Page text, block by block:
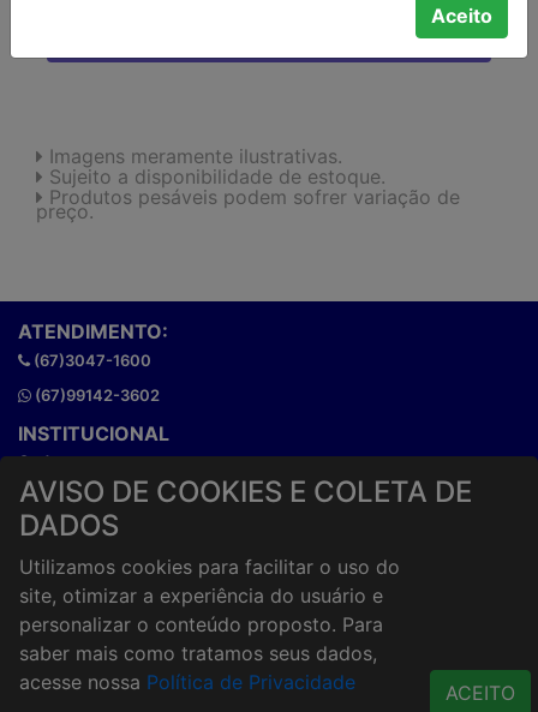
Imagens meramente ilustrativas.
Sujeito a disponibilidade de estoque.
Produtos pesáveis podem sofrer variação de
preço.
Aceito
AVISO DE COOKIES E COLETA DE
DADOS
Utilizamos cookies para facilitar o uso do
site, otimizar a experiência do usuário e
personalizar o conteúdo proposto. Para
saber mais como tratamos seus dados,
acesse nossa Política de Privacidade ACEITO
ATENDIMENTO:
(67)3047-1600
(67)99142-3602
INSTITUCIONAL
Onde estamos
Horários de atendimento
HORÁRIOS E ENTREGA
Formas de Pagamento
Horários de Entrega
Taxa de entrega
Cidades Atendidas
ACESSO RÁPIDO